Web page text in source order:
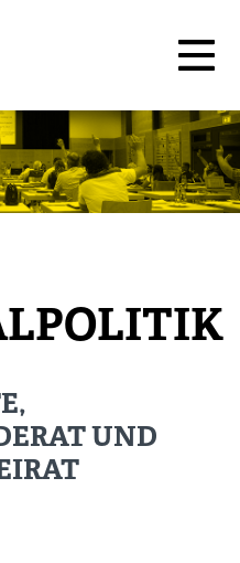
UND